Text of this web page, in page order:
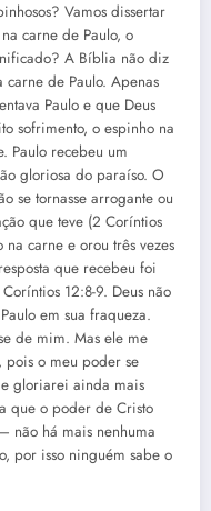
Vamos dissertar
carne de Paulo, o
A Bíblia não diz
de Paulo. Apenas
Paulo e que Deus
sofrimento, o espinho na
Paulo recebeu um
gloriosa do paraíso. O
se tornasse arrogante ou
que teve (2 Coríntios
carne e orou três vezes
que recebeu foi
12:8-9. Deus não
em sua fraqueza.
de mim. Mas ele me
pois o meu poder se
gloriarei ainda mais
que o poder de Cristo
não há mais nenhuma
por isso ninguém sabe o